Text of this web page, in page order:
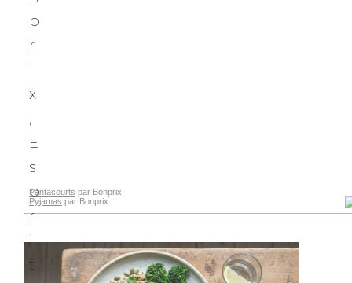
Pantacourts par Bonprix
Pyjamas par Bonprix